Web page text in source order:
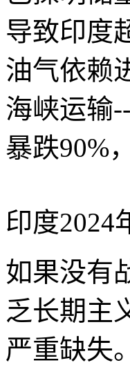
导致印度
油气依赖
海峡运输
暴跌90%
印度2024
如果没有
乏长期主
严重缺失